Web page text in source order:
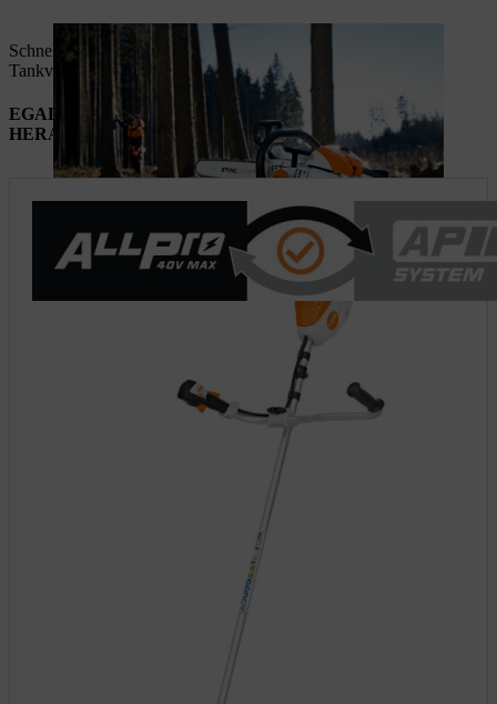
Schnell wieder im Einsatz: MS 201 C-M
Tankverschluss für einfaches Nachfüllen.
EGAL, WAS ANSTEHT: AKKU-GERÄTE FÜR JEDE
HERAUSFORDERUNG.